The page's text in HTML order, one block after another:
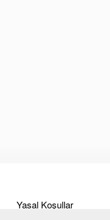
Yasal Koşullar